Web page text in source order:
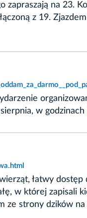
na 23.
z 19.
w
łatwy
w której zapisali
ze strony dzików